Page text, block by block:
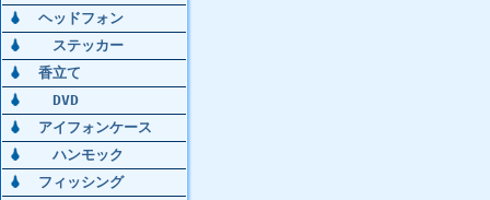
ヘッドフォン
ステッカー
香立て
DVD
アイフォンケース
ハンモック
フィッシング